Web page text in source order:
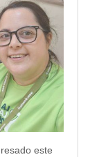
este